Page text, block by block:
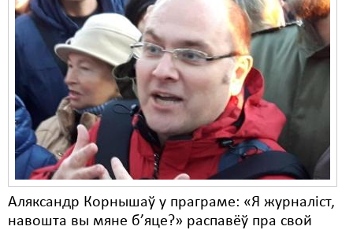
Аляксандр Корнышаў у праграме: «Я журналіст,
навошта вы мяне б’яце?» распавёў пра свой
Правы працоўных
Сацыяльныя правы